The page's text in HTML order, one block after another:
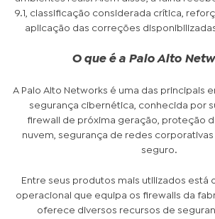
9.1, classificação considerada crítica,
aplicação das correções
O que é a Palo Alto
A Palo Alto Networks é uma das principais
segurança cibernética, conhecida por
firewall de próxima geração, proteção
nuvem, segurança de redes
seguro.
Entre seus produtos mais utilizados está
operacional que equipa os firewalls da
oferece diversos recursos de